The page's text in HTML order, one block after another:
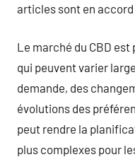
articles sont en
Le marché du CBD
qui peuvent varier
demande, des
évolutions des
peut rendre la
plus complexes pour